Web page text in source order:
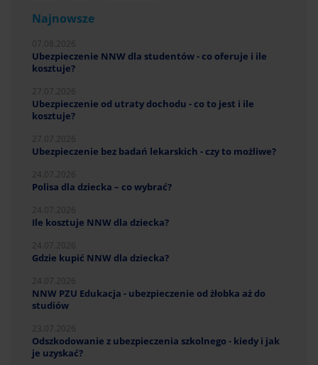
Najnowsze
Ubezpieczenie NNW dla studentów - co oferuje i ile
kosztuje?
Ubezpieczenie od utraty dochodu - co to jest i ile
kosztuje?
Ubezpieczenie bez badań lekarskich - czy to możliwe?
Polisa dla dziecka – co wybrać?
Ile kosztuje NNW dla dziecka?
Gdzie kupić NNW dla dziecka?
NNW PZU Edukacja - ubezpieczenie od żłobka aż do
studiów
Odszkodowanie z ubezpieczenia szkolnego - kiedy i jak
je uzyskać?